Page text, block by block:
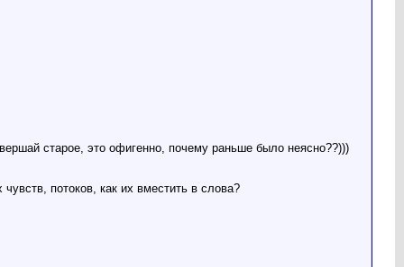
старое, это офигенно, почему раньше было неясно??)))
потоков, как их вместить в слова?